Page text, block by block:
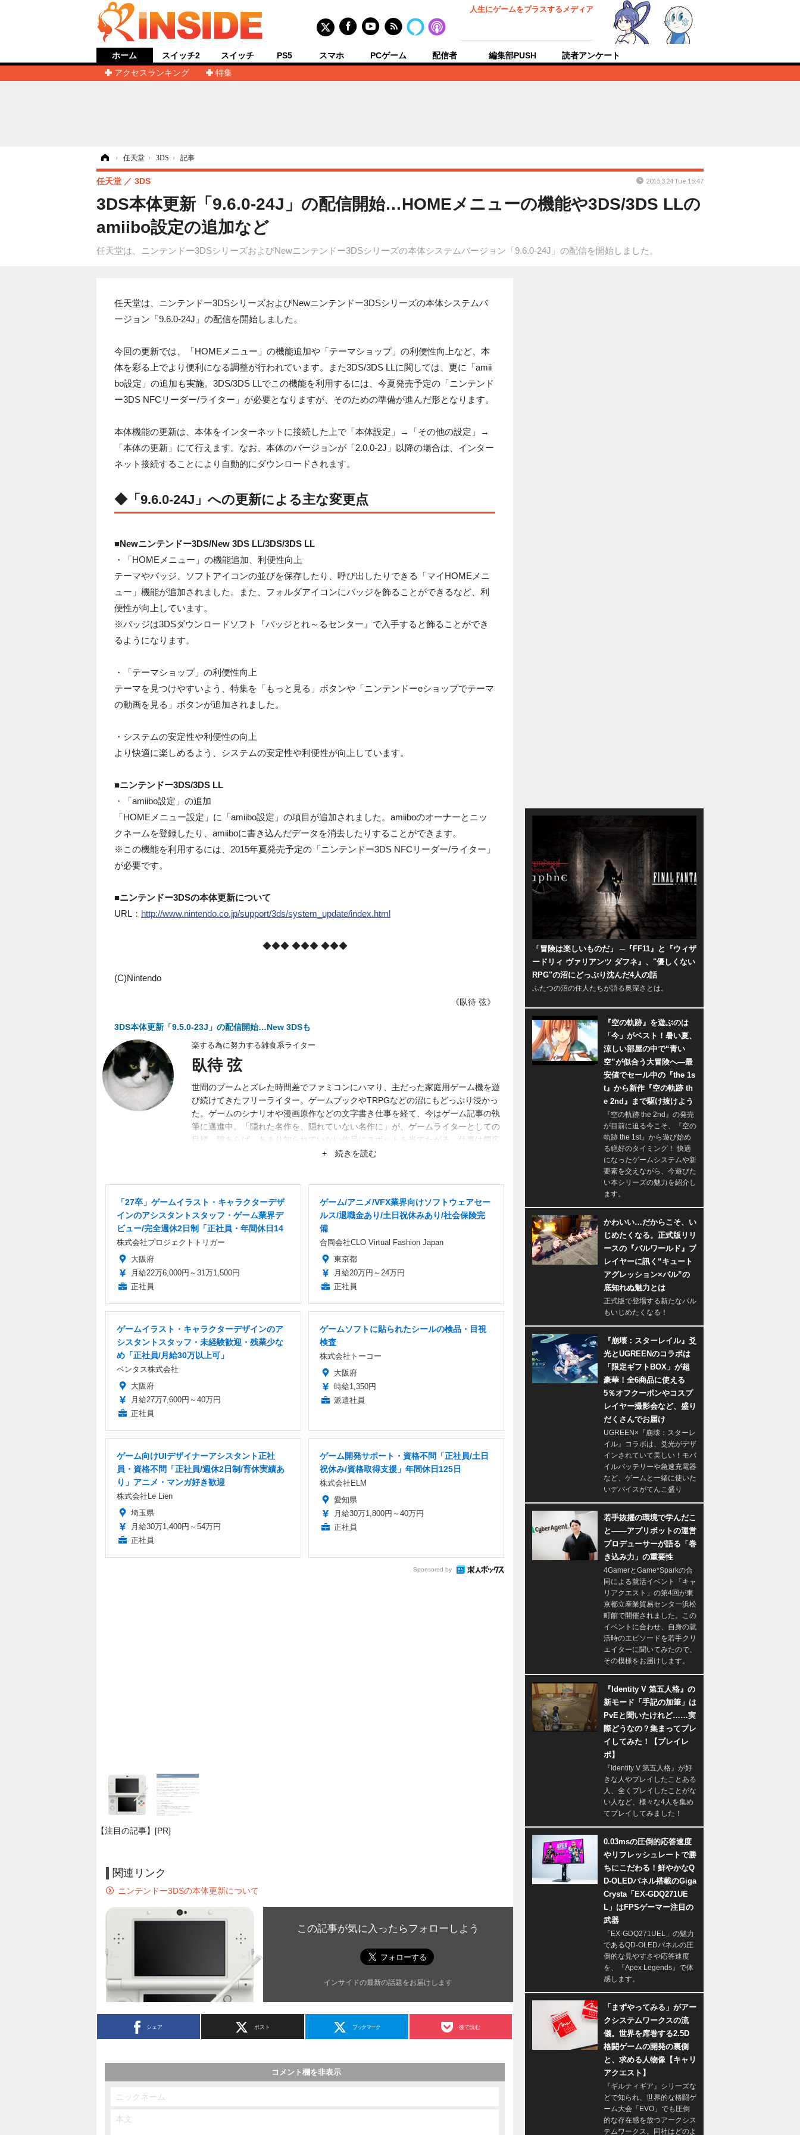
人生にゲームをプラスするメディア
ホーム
アクセスランキング
特集
スイッチ2 スイッチ PS5 スマホ PCゲーム 配信者 編集部PUSH 読者アンケート
› 任天堂 › 3DS › 記事
3DS本体更新「9.6.0-24J」の配信開始…HOMEメニューの機能や3DS/3DS LLの
amiibo設定の追加など
任天堂は、ニンテンドー3DSシリーズおよびNewニンテンドー3DSシリーズの本体システムバージョン「9.6.0-24J」の配信を開始しました。
任天堂 3DS 2015.3.24 Tue 15:47
任天堂は、ニンテンドー3DSシリーズおよびNewニンテンドー3DSシリーズの本体システムバ
ージョン「9.6.0-24J」の配信を開始しました。
今回の更新では、「HOMEメニュー」の機能追加や「テーマショップ」の利便性向上など、本
体を彩る上でより便利になる調整が行われています。また3DS/3DS LLに関しては、更に「amii
bo設定」の追加も実施。3DS/3DS LLでこの機能を利用するには、今夏発売予定の「ニンテンド
ー3DS NFCリーダー/ライター」が必要となりますが、そのための準備が進んだ形となります。
本体機能の更新は、本体をインターネットに接続した上で「本体設定」→「その他の設定」→
「本体の更新」にて行えます。なお、本体のバージョンが「2.0.0-2J」以降の場合は、インター
ネット接続することにより自動的にダウンロードされます。
◆「9.6.0-24J」への更新による主な変更点
■Newニンテンドー3DS/New 3DS LL/3DS/3DS LL
・「HOMEメニュー」の機能追加、利便性向上
テーマやバッジ、ソフトアイコンの並びを保存したり、呼び出したりできる「マイHOMEメニ
ュー」機能が追加されました。また、フォルダアイコンにバッジを飾ることができるなど、利
便性が向上しています。
※バッジは3DSダウンロードソフト『バッジとれ～るセンター』で入手すると飾ることができ
るようになります。
・「テーマショップ」の利便性向上
テーマを見つけやすいよう、特集を「もっと見る」ボタンや「ニンテンドーeショップでテーマ
の動画を見る」ボタンが追加されました。
・システムの安定性や利便性の向上
より快適に楽しめるよう、システムの安定性や利便性が向上しています。
■ニンテンドー3DS/3DS LL
・「amiibo設定」の追加
「HOMEメニュー設定」に「amiibo設定」の項目が追加されました。amiiboのオーナーとニッ
クネームを登録したり、amiiboに書き込んだデータを消去したりすることができます。
※この機能を利用するには、2015年夏発売予定の「ニンテンドー3DS NFCリーダー/ライター」
が必要です。
■ニンテンドー3DSの本体更新について
URL： http://www.nintendo.co.jp/support/3ds/system_update/index.html
◆◆◆ ◆◆◆ ◆◆◆
(C)Nintendo
《臥待 弦》
3DS本体更新「9.5.0-23J」の配信開始…New 3DSも
楽する為に努力する雑食系ライター
臥待 弦
世間のブームとズレた時間差でファミコンにハマり、主だった家庭用ゲーム機を遊
び続けてきたフリーライター。ゲームブックやTRPGなどの沼にもどっぷり浸かっ
た。ゲームのシナリオや漫画原作などの文字書き仕事を経て、今はゲーム記事の執
筆に邁進中。「隠れた名作を、隠れていない名作に」が、ゲームライターとしての
目標。隙あらば、あまり知られていない作品にスポットを当てたがる。仕事は幅広
+ 続きを読む
「27卒」ゲームイラスト・キャラクターデザ
インのアシスタントスタッフ・ゲーム業界デ
ビュー/完全週休2日制「正社員・年間休日14
株式会社プロジェクトトリガー
大阪府
月給22万6,000円～31万1,500円
正社員
ゲーム/アニメ/VFX業界向けソフトウェアセー
ルス/退職金あり/土日祝休みあり/社会保険完
備
合同会社CLO Virtual Fashion Japan
東京都
月給20万円～24万円
正社員
ゲームイラスト・キャラクターデザインのア
シスタントスタッフ・未経験歓迎・残業少な
め「正社員/月給30万以上可」
ベンタス株式会社
大阪府
月給27万7,600円～40万円
正社員
ゲームソフトに貼られたシールの検品・目視
検査
株式会社トーコー
大阪府
時給1,350円
派遣社員
ゲーム向けUIデザイナーアシスタント正社
員・資格不問「正社員/週休2日制/育休実績あ
り」アニメ・マンガ好き歓迎
株式会社Le Lien
埼玉県
月給30万1,400円～54万円
正社員
ゲーム開発サポート・資格不問「正社員/土日
祝休み/資格取得支援」年間休日125日
株式会社ELM
愛知県
月給30万1,800円～40万円
正社員
Sponsored by
【注目の記事】[PR]
関連リンク
ニンテンドー3DSの本体更新について
この記事が気に入ったらフォローしよう
インサイドの最新の話題をお届けします
シェア ポスト ブックマーク 後で読む
コメント欄を非表示
「冒険は楽しいものだ」 ─『FF11』と『ウィザ
ードリィ ヴァリアンツ ダフネ』、"優しくない
RPG"の沼にどっぷり沈んだ4人の話
ふたつの沼の住人たちが語る奥深さとは。
『空の軌跡』を遊ぶのは
「今」がベスト！暑い夏、
涼しい部屋の中で“青い
空”が似合う大冒険へ―最
安値でセール中の『the 1s
t』から新作『空の軌跡 th
e 2nd』まで駆け抜けよう
『空の軌跡 the 2nd』の発売
が目前に迫る今こそ、『空の
軌跡 the 1st』から遊び始め
る絶好のタイミング！ 快適
になったゲームシステムや新
要素を交えながら、今遊びた
い本シリーズの魅力を紹介し
ます。
かわいい…だからこそ、い
じめたくなる。正式版リリ
ースの『パルワールド』プ
レイヤーに訊く“キュート
アグレッション×パル”の
底知れぬ魅力とは
正式版で登場する新たなパル
もいじめたくなる！
『崩壊：スターレイル』爻
光とUGREENのコラボは
「限定ギフトBOX」が超
豪華！全6商品に使える
5％オフクーポンやコスプ
レイヤー撮影会など、盛り
だくさんでお届け
UGREEN×『崩壊：スターレ
イル』コラボは、爻光がデザ
インされていて美しい！モバ
イルバッテリーや急速充電器
など、ゲームと一緒に使いた
いデバイスがてんこ盛り
若手抜擢の環境で学んだこ
と――アプリボットの運営
プロデューサーが語る「巻
き込み力」の重要性
4GamerとGame*Sparkの合
同による就活イベント「キャ
リアクエスト」の第4回が東
京都立産業貿易センター浜松
町館で開催されました。この
イベントに合わせ、自身の就
活時のエピソードを若手クリ
エイターに聞いてみたので、
その模様をお届けします。
『Identity V 第五人格』の
新モード「手記の加筆」は
PvEと聞いたけれど……実
際どうなの？集まってプレ
イしてみた！【プレイレ
ポ】
『Identity V 第五人格』が好
きな人やプレイしたことある
人、全くプレイしたことがな
い人など、様々な4人を集め
てプレイしてみました！
0.03msの圧倒的応答速度
やリフレッシュレートで勝
ちにこだわる！鮮やかなQ
D-OLEDパネル搭載のGiga
Crysta「EX-GDQ271UE
L」はFPSゲーマー注目の
武器
「EX-GDQ271UEL」の魅力
であるQD-OLEDパネルの圧
倒的な見やすさや応答速度
を、『Apex Legends』で体
感します。
「まずやってみる」がアー
クシステムワークスの流
儀。世界を席巻する2.5D
格闘ゲームの開発の裏側
と、求める人物像【キャリ
アクエスト】
『ギルティギア』シリーズな
どで知られ、世界的な格闘ゲ
ーム大会「EVO」でも圧倒
的な存在感を放つアークシス
テムワークス。同社はどのよ